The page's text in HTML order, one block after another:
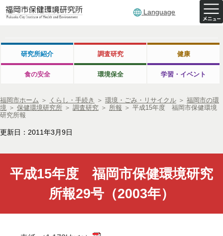
Language
研究所紹介 調査研究 健康
食の安全 環境保全 学習・イベント
福岡市ホーム ＞ くらし・手続き ＞ 環境・ごみ・リサイクル ＞ 福岡市の環
境 ＞ 保健環境研究所 ＞ 調査研究 ＞ 所報 ＞ 平成15年度 福岡市保健環境
研究所報
更新日：2011年3月9日
平成15年度 福岡市保健環境研究
所報29号（2003年）